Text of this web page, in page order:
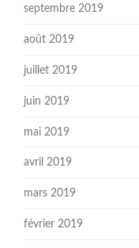
septembre 2019
août 2019
juillet 2019
juin 2019
mai 2019
avril 2019
mars 2019
février 2019